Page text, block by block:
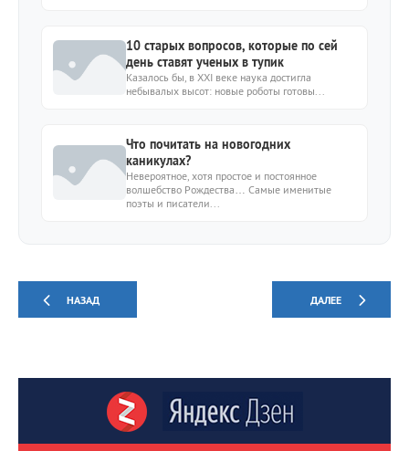
10 старых вопросов, которые по сей
день ставят ученых в тупик
Казалось бы, в XXI веке наука достигла
небывалых высот: новые роботы готовы...
Что почитать на новогодних
каникулах?
Невероятное, хотя простое и постоянное
волшебство Рождества… Самые именитые
поэты и писатели...
НАЗАД ДАЛЕЕ